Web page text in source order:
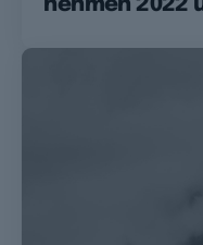
nehmen 2022